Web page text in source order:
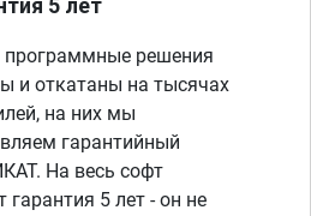
5 лет
программные решения
и откатаны на тысячах
на них мы
гарантийный
На весь софт
гарантия 5 лет - он не